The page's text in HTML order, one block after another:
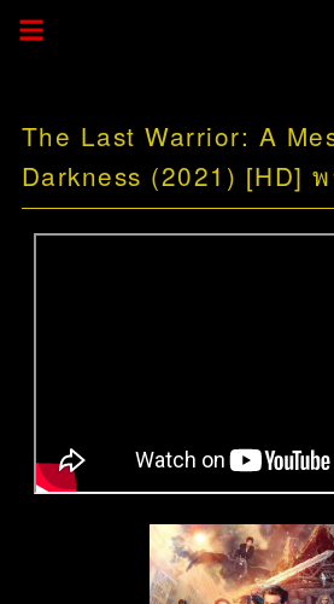
The Last Warrior: A
Darkness (2021) [HD]